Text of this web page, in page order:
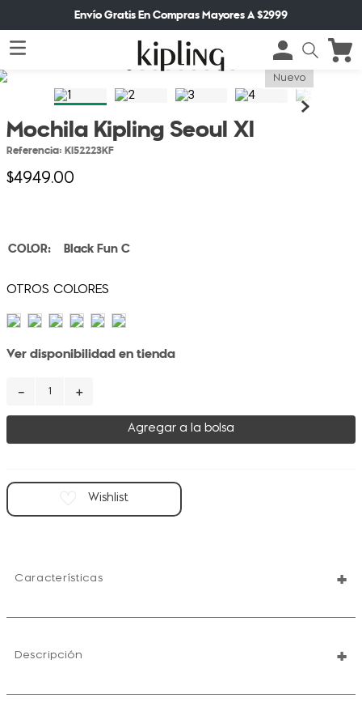
Envío Gratis En Compras Mayores A $2999
Nuevo
Mochila Kipling Seoul Xl
Referencia: KI52223KF
$4949.00
Black Fun C
Ver disponibilidad en tienda
＋
－
Agregar a la bolsa
Características +
Descripción +